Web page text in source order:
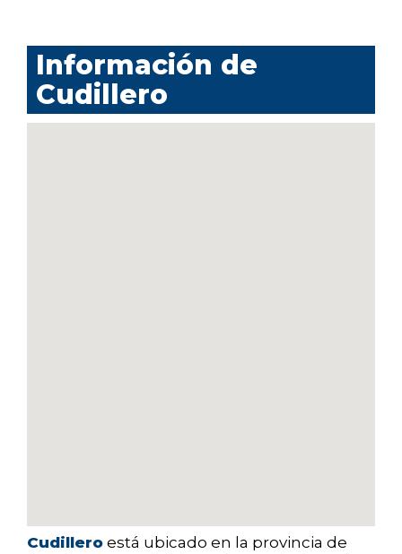
Información de
Cudillero
Cudillero está ubicado en la provincia de